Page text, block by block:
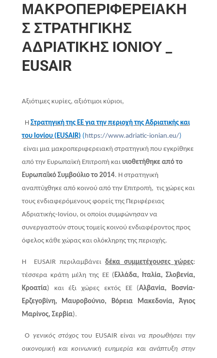
ΜΑΚΡΟΠΕΡΙΦΕΡΕΙΑΚΗ
Σ ΣΤΡΑΤΗΓΙΚΗΣ
ΑΔΡΙΑΤΙΚΗΣ ΙΟΝΙΟΥ _
EUSAIR
Αξιότιμες κυρίες, αξιότιμοι κύριοι,
Η Στρατηγική της ΕΕ για την περιοχή της Αδριατικής και
του Ιονίου (EUSAIR) (https://www.adriatic-ionian.eu/)
είναι μια μακροπεριφερειακή στρατηγική που εγκρίθηκε
από την Ευρωπαϊκή Επιτροπή και υιοθετήθηκε από το
Ευρωπαϊκό Συμβούλιο το 2014. Η στρατηγική
αναπτύχθηκε από κοινού από την Επιτροπή, τις χώρες και
τους ενδιαφερόμενους φορείς της Περιφέρειας
Αδριατικής-Ιονίου, οι οποίοι συμφώνησαν να
συνεργαστούν στους τομείς κοινού ενδιαφέροντος προς
όφελος κάθε χώρας και ολόκληρης της περιοχής.
Η EUSAIR περιλαμβάνειδέκα συμμετέχουσες χώρες:
τέσσερα κράτη μέλη της ΕΕ (Ελλάδα, Ιταλία, Σλοβενία,
Κροατία) και έξι χώρες εκτός ΕΕ (Αλβανία, Βοσνία-
Ερζεγοβίνη, Μαυροβούνιο, Βόρεια Μακεδονία, Άγιος
Μαρίνος, Σερβία).
Ο γενικός στόχοςτου EUSAIR είναι να προωθήσει την
οικονομική και κοινωνική ευημερία και ανάπτυξη στην